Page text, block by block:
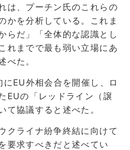
は、プーチン氏のこれらの
かを分析している。これま
らだ」「全体的な認識とし
れまでで最も弱い立場にあ
べた。
EU外相会合を開催し、ロ
EUの「レッドライン（譲
て協議すると述べた。
クライナ紛争終結に向けて
要求すべきだと述べてい